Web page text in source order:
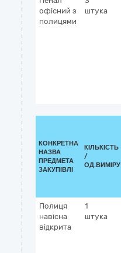
офісний з
полицями
штука
КОНКРЕТНА
НАЗВА
ПРЕДМЕТА
ЗАКУПІВЛІ
КІЛЬКІСТЬ
/
ОД.ВИМІРУ
Полиця
навісна
відкрита
1
штука